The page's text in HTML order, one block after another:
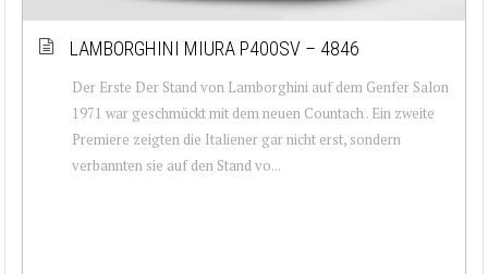
LAMBORGHINI MIURA P400SV – 4846
Der Erste Der Stand von Lamborghini auf dem Genfer Salon
1971 war geschmückt mit dem neuen Countach . Ein zweite
Premiere zeigten die Italiener gar nicht erst, sondern
verbannten sie auf den Stand vo...